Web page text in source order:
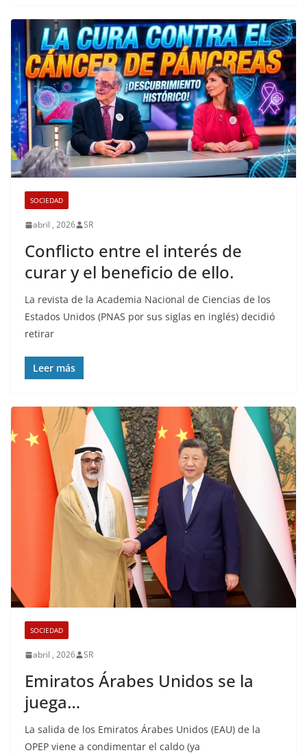
SOCIEDAD
abril , 2026 SR
Conflicto entre el interés de
curar y el beneficio de ello.
La revista de la Academia Nacional de Ciencias de los
Estados Unidos (PNAS por sus siglas en inglés) decidió
retirar
Leer más
SOCIEDAD
abril , 2026 SR
Emiratos Árabes Unidos se la
juega…
La salida de los Emiratos Árabes Unidos (EAU) de la
OPEP viene a condimentar el caldo (ya